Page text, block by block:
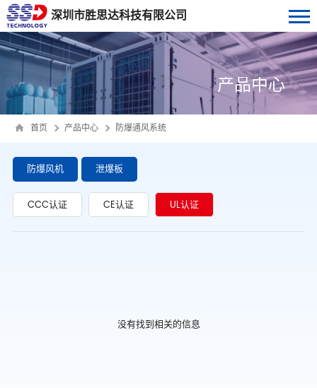
深圳市胜思达科技有限公司
产品中心
首页 产品中心 防爆通风系统
防爆风机 泄爆板
CCC认证 CE认证 UL认证
没有找到相关的信息